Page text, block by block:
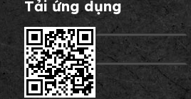
Tải ứng dụng